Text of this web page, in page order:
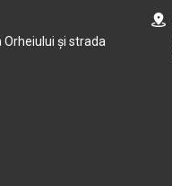
și strada